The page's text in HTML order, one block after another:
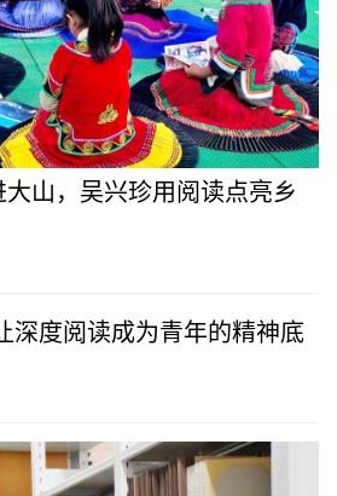
山，吴兴珍用阅读点亮乡
深度阅读成为青年的精神底